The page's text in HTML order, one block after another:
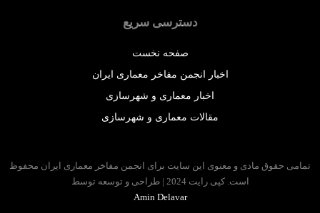
دسترسی سریع
صفحه نخست
اخبار انجمن مفاخر معماری ایران
اخبار معماری و شهرسازی
مقالات معماری و شهرسازی
حقوق مادی و معنوی این سایت برای انجمن مفاخر معماری ایران محفوظ
است. کپی رایت 2024 | طراحی و توسعه توسط
Amin Delavar